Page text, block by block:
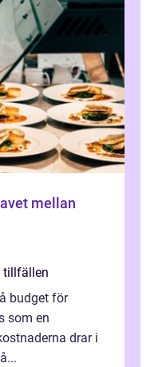
mellan
tillfällen
budget för
som en
drar i